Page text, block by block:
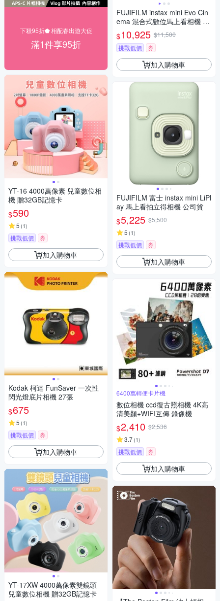
下殺95折⬟ 相配春出遊大促
滿1件享95折
YT-16 4000萬像素 兒童數位相
機 贈32GB記憶卡
$590
5 (1)
挑戰低價 券
加入購物車
Kodak 柯達 FunSaver 一次性
閃光燈底片相機 27張
$675
5 (1)
挑戰低價 券
加入購物車
YT-17XW 4000萬像素雙鏡頭
兒童數位相機 贈32GB記憶卡
FUJIFILM instax mini Evo Cin
ema 混合式數位馬上看相機 印
相機 拍立得相機 公司貨
$10,925 $11,500
挑戰低價
券
加入購物車
FUJIFILM 富士 instax mini LiPl
ay 馬上看拍立得相機 公司貨
$5,225 $5,500
5 (1)
挑戰低價 券
加入購物車
6400萬輕便卡片機
數位相機 ccd復古照相機 4K高
清美顏+WIFI互傳 錄像機
$2,410 $2,536
3.7(1)
挑戰低價 券
加入購物車